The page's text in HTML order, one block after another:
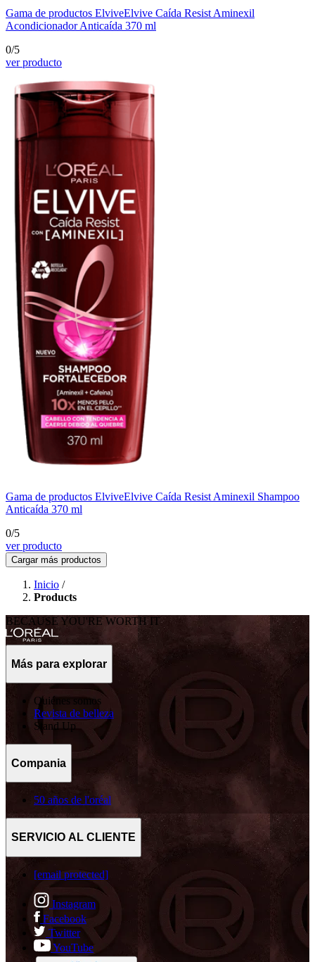
Gama de productos ElviveElvive Caída Resist Aminexil
Acondicionador Anticaída 370 ml
0/5
ver producto
Gama de productos ElviveElvive Caída Resist Aminexil Shampoo
Anticaída 370 ml
0/5
ver producto
Cargar más productos
Inicio /
Products
BECAUSE YOU'RE WORTH IT
Más para explorar
Quiénes somos
Revista de belleza
Stand Up
Compania
50 años de l'oréal
SERVICIO AL CLIENTE
[email protected]
Instagram
Facebook
Twitter
YouTube